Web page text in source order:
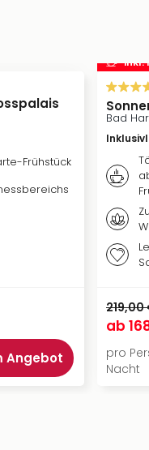
Frühstück
Angebot
inkl.
Bad
219,00
ab
pro
Nacht